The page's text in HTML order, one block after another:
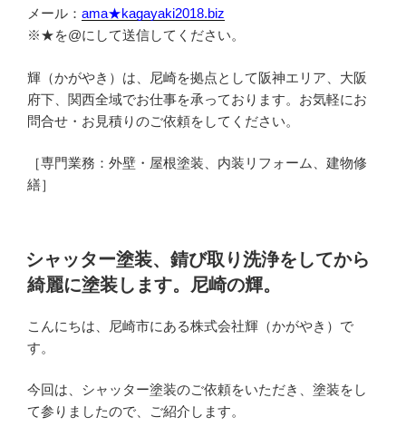
メール： ama★kagayaki2018.biz
※★を@にして送信してください。
輝（かがやき）は、尼崎を拠点として阪神エリア、大阪
府下、関西全域でお仕事を承っております。お気軽にお
問合せ・お見積りのご依頼をしてください。
［専門業務：外壁・屋根塗装、内装リフォーム、建物修
繕］
投
稿
日:
シャッター塗装、錆び取り洗浄をしてから
綺麗に塗装します。尼崎の輝。
こんにちは、尼崎市にある株式会社輝（かがやき）で
す。
今回は、シャッター塗装のご依頼をいただき、塗装をし
て参りましたので、ご紹介します。